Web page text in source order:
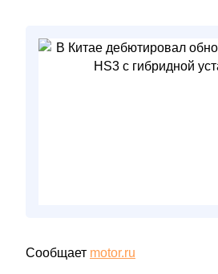
Сообщает motor.ru